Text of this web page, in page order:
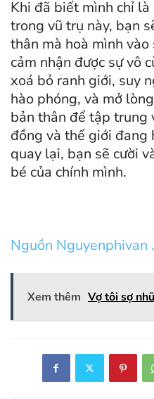
Khi đã biết mình chỉ
trong vũ trụ này, bạn
thân mà hoà mình
cảm nhận được sự vô
xoá bỏ ranh giới, suy
hào phóng, và mở
bản thân để tập trung
đồng và thế giới đang
quay lại, bạn sẽ cười
bé của chính mình.
Nguồn Nguyenphivan
Xem thêm Vợ tôi sợ